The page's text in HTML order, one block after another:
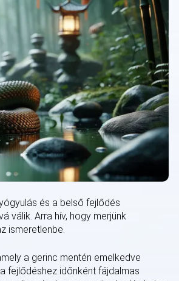
és a belső fejlődés
válik. Arra hív, hogy merjünk
ismeretlenbe.
a gerinc mentén emelkedve
fejlődéshez időnként fájdalmas